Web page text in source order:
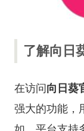
了解向日
在访问 向日葵
强大的功能，